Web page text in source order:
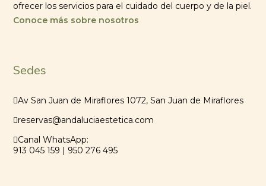
ofrecer los servicios para el cuidado del cuerpo y de la piel.
Conoce más sobre nosotros
Sedes
Av San Juan de Miraflores 1072, San Juan de Miraflores
reservas@andaluciaestetica.com
Canal WhatsApp:
913 045 159 | 950 276 495